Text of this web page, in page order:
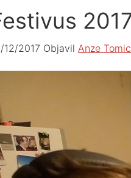
12/2017 Objavil Anze Tomic